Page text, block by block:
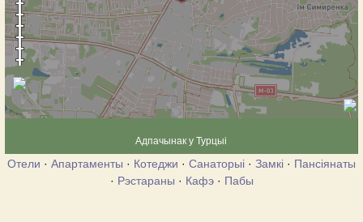
Адпачынак у Турцыі
Отели · Апартаменты · Котеджи · Санаторыі · Замкі · Пансіянаты
· Рэстараны · Кафэ· Пабы